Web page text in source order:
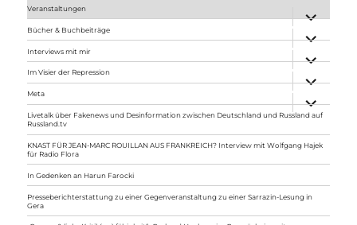
Veranstaltungen
anzeigen
Bücher & Buchbeiträge
anzeigen
Interviews mit mir
anzeigen
Im Visier der Repression
anzeigen
Meta
anzeigen
Livetalk über Fakenews und Desinformation zwischen Deutschland und Russland auf
Russland.tv
KNAST FÜR JEAN-MARC ROUILLAN AUS FRANKREICH? Interview mit Wolfgang Hajek
für Radio Flora
In Gedenken an Harun Farocki
Presseberichterstattung zu einer Gegenveranstaltung zu einer Sarrazin-Lesung in
Gera